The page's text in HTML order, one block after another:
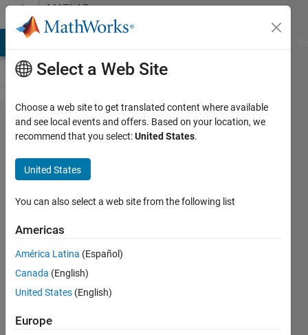
Skip to contentMATLAB
Answers
加速度
センサ
(ADX​
L355)
におけ
るF​FT
の方法
亮太 門
田
2020
Select a Web Site
Choose a web site to get translated content where available
and see local events and offers. Based on your location, we
recommend that you select:United States.
United States
You can also select a web site from the following list
Americas
América Latina (Español)
Canada (English)
United States (English)
Europe